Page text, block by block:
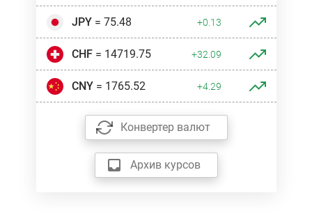
JPY= 75.48 +0.13
CHF= 14719.75 +32.09
CNY= 1765.52 +4.29
Конвертер валют
Архив курсов